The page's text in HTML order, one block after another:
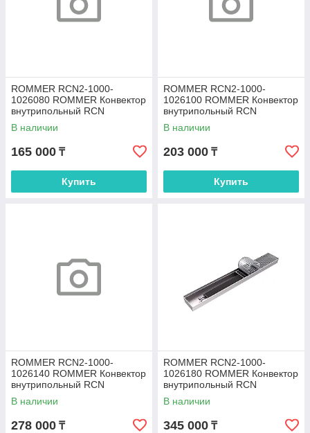
ROMMER RCN2-1000-
1026080 ROMMER Конвектор
внутрипольный RCN
100.260.800 (Решётка
роликовая, анодированный
В наличии
165 000 ₸
Купить
ROMMER RCN2-1000-
1026100 ROMMER Конвектор
внутрипольный RCN
100.260.1000 (Решётка
роликовая, анодированный
В наличии
203 000 ₸
Купить
ROMMER RCN2-1000-
1026140 ROMMER Конвектор
внутрипольный RCN
100.260.1400 (Решётка
роликовая, анодированный
В наличии
278 000 ₸
ROMMER RCN2-1000-
1026180 ROMMER Конвектор
внутрипольный RCN
100.260.1800 (Решётка
роликовая, анодированный
В наличии
345 000 ₸